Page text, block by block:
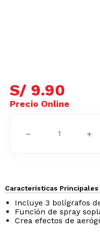
S/ 9 90
Incluye 3 bolígrafos
Función de spray
Crea efectos de